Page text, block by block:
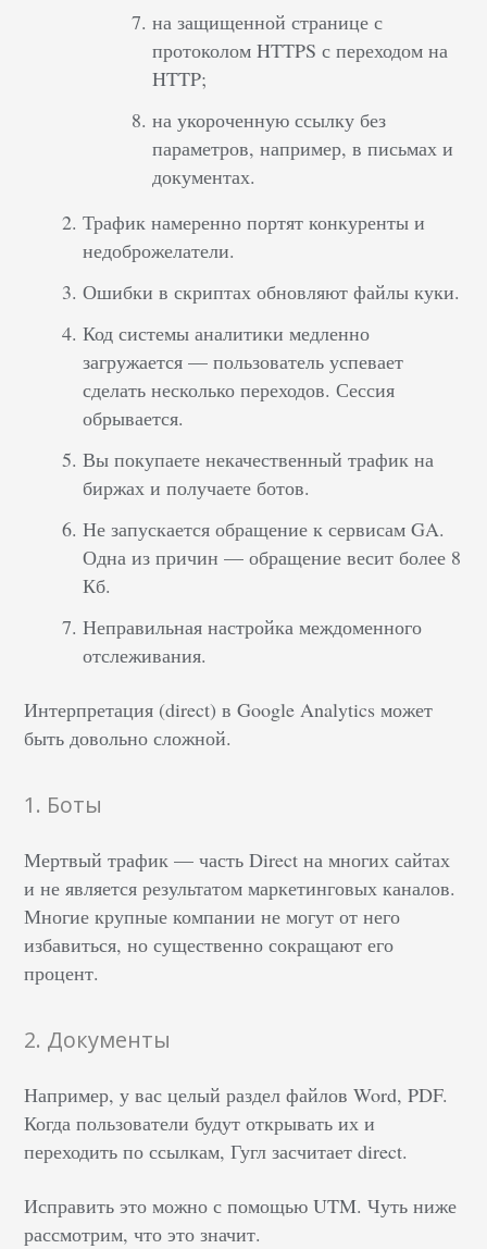
на защищенной странице с
протоколом HTTPS с переходом на
HTTP;
на укороченную ссылку без
параметров, например, в письмах и
документах.
Трафик намеренно портят конкуренты и
недоброжелатели.
Ошибки в скриптах обновляют файлы куки.
Код системы аналитики медленно
загружается — пользователь успевает
сделать несколько переходов. Сессия
обрывается.
Вы покупаете некачественный трафик на
биржах и получаете ботов.
Не запускается обращение к сервисам GA.
Одна из причин — обращение весит более 8
Кб.
Неправильная настройка междоменного
отслеживания.
Интерпретация (direct) в Google Analytics может
быть довольно сложной.
1. Боты
Мертвый трафик — часть Direct на многих сайтах
и не является результатом маркетинговых каналов.
Многие крупные компании не могут от него
избавиться, но существенно сокращают его
процент.
2. Документы
Например, у вас целый раздел файлов Word, PDF.
Когда пользователи будут открывать их и
переходить по ссылкам, Гугл засчитает direct.
Исправить это можно с помощью UTM. Чуть ниже
рассмотрим, что это значит.